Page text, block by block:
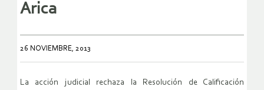
Arica
26 NOVIEMBRE, 2013
La acción judicial rechaza la Resolución de Calificación